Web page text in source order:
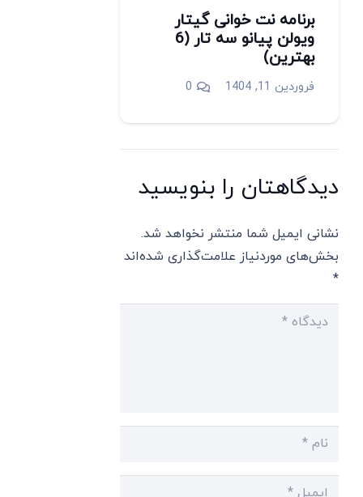
برنامه نت خوانی گیتار
ویولن پیانو سه تار (6
بهترین)
فروردین 11, 1404 0
دیدگاهتان را بنویسید
نشانی ایمیل شما منتشر نخواهد شد.
بخش‌های موردنیاز علامت‌گذاری شده‌اند
*